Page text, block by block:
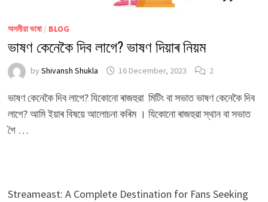
অসমীয়া ভাষা/ BLOG
ভাষণ কেনেকৈ দিব লাগে? ভাষণ দিয়াৰ নিয়ম
by Shivansh Shukla 16 December, 2023 2
ভাষণ কেনেকৈ দিব লাগে? যিকোনো ৰাজহুৱা মিটিং বা সভাত ভাষণ কেনেকৈ দিব
লাগে? আমি ইয়াৰ বিষয়ে আলোচনা কৰিম । যিকোনো ৰাজহুৱা স্থান বা সভাত
গৈ …
Streameast: A Complete Destination for Fans Seeking